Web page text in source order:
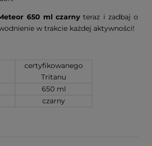
650 ml czarnyteraz i zadbaj o
w trakcie każdej aktywności!
certyfikowanego
Tritanu
650 ml
czarny